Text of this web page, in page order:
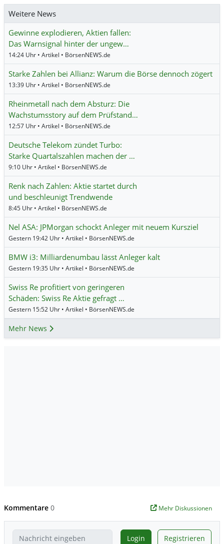
Weitere News
Gewinne explodieren, Aktien fallen:
Das Warnsignal hinter der ungew…
14:24 Uhr • Artikel • BörsenNEWS.de
Starke Zahlen bei Allianz: Warum die Börse dennoch zögert
13:39 Uhr • Artikel • BörsenNEWS.de
Rheinmetall nach dem Absturz: Die
Wachstumsstory auf dem Prüfstand…
12:57 Uhr • Artikel • BörsenNEWS.de
Deutsche Telekom zündet Turbo:
Starke Quartalszahlen machen der …
9:10 Uhr • Artikel • BörsenNEWS.de
Renk nach Zahlen: Aktie startet durch
und beschleunigt Trendwende
8:45 Uhr • Artikel • BörsenNEWS.de
Nel ASA: JPMorgan schockt Anleger mit neuem Kursziel
Gestern 19:42 Uhr • Artikel • BörsenNEWS.de
BMW i3: Milliardenumbau lässt Anleger kalt
Gestern 19:35 Uhr • Artikel • BörsenNEWS.de
Swiss Re profitiert von geringeren
Schäden: Swiss Re Aktie gefragt …
Gestern 15:52 Uhr • Artikel • BörsenNEWS.de
Mehr News
Kommentare 0 Mehr Diskussionen
Login Registrieren